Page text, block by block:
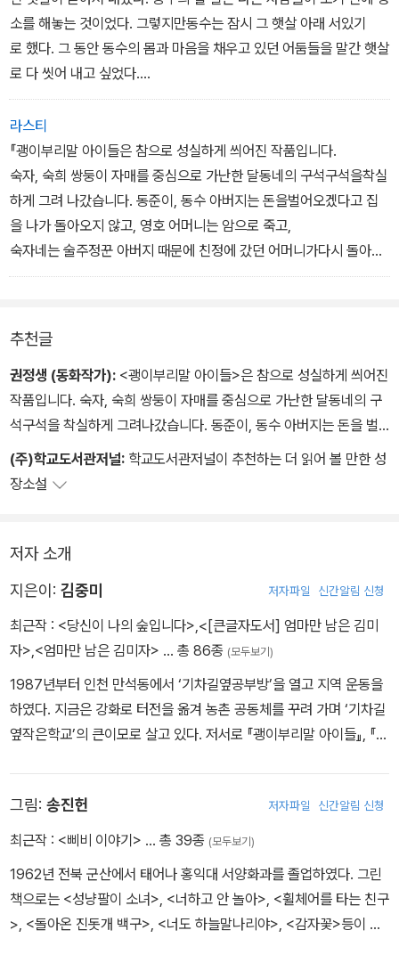
필 첫 부임지가 괭이부리말이다. 명희는 이를 악 문다. 날짜만 채워 이
곳을 떠나리라. 희망없는 아이들따위 쳐다보지도 않으리라고. 하지만
머리말에서 '누군가 때문에 눈물을 흘리게 되면 그 누군가와 동무가
한 듯 하지만 깊숙이 스며있는 따뜻한 시선으로 말이다. 그 첫시도가
구데기가 들끓는 부엌, 무너져내리는 집안에서 동준이 형제를 끌고
나온 영호의 모습이다. 처음에는 이런 곳에 아이들을 남겨둘 수 없다
는 조그마한 의협심으로 출발했던 영호의 아주 작은 발걸음은 조금씩
우울하던 아이들의 마음을 훈풍으로 열어간다. 하지만 사람한테 입은
상처는 아주 큰가보다. 그것이 누구보다 친한 혈육일 때는 더욱더. 동
작가는 서두르지 않는다. 오랜 공부방 생활을 토대로 닫혀진 아이의
의 지리멸렬한 신경전은 계속되지만 손해를 보더라도 아이들을 떠나
지 않는 영호에게 동준이는 마음을 조금씩 열어간다. 그런데 작가는
누구보다 괭이부리말을 증오했던 명희의 변화하는 모습을 동준이의
마음열림과 한 이음새로 묶어놓는다. 동준이와의 상담을 계기로 '선
생'이라는 이름에 명희는 깊은 고민을 갖게 되고, 결국 동준과의 대화
준이 역시 본드와 허탈함에서 벗어나 기술을 배우면서 희망 품는 법
을 배워간다. 사람관계가 가져온 따뜻함에 다시 눈물이 맺힌다. 나이
실 괭이부리말 아이들 가슴에는 누구보다도 사랑받고 싶어하는 열망
이 가득 차 있다. 하지만 현실이 너무나 차갑고 척박해서 아이들의 열
망은 저 공장 매연에 사라져버리거나, 선생들의 포기 속에 차갑게 식
어간다. 그럼 작가는 이 동화를 통해 무엇을 말하고 싶었던 것일까?
영호처럼 사람을 놓지 않는 그런 따뜻함과 성실함 속에 아이들을 구
소를 해놓는 것이었다. 그렇지만동수는 잠시 그 햇살 아래 서있기
로 했다. 그 동안 동수의 몸과 마음을 채우고 있던 어둠들을 말간 햇살
로 다 씻어 내고 싶었다.
동수는 숙자와 숙희, 동준이, 명환이와 영호 삼촌, 숙자어머니와 김명
희 선생님, 그리고 갓난아이와 호용이의 얼굴을 하나씩 떠올렸다. 햇
살을 가득 품은 식구들의 얼굴을생각하니 힘이 솟는 것 같았다.
라스티
『괭이부리말 아이들은 참으로 성실하게 씌어진 작품입니다.
숙자, 숙희 쌍둥이 자매를 중심으로 가난한 달동네의 구석구석을착실
하게 그려 나갔습니다. 동준이, 동수 아버지는 돈을벌어오겠다고 집
을 나가 돌아오지 않고, 영호 어머니는 암으로 죽고,
숙자네는 술주정꾼 아버지 때문에 친정에 갔던 어머니가다시 돌아왔
지만 아버지가 공사판에서 처참하게 죽습니다.
- 권정생 동화 작가
추천글
권정생 (동화작가): <괭이부리말 아이들>은 참으로 성실하게 씌어진
작품입니다. 숙자, 숙희 쌍둥이 자매를 중심으로 가난한 달동네의 구
석구석을 착실하게 그려나갔습니다. 동준이, 동수 아버지는 돈을 벌
어오겠다고 집을 나가 돌아오지 않고, 영호 어머니는 암으로 죽고, 숙
자네는 술주정꾼 아버지 때문에 친정에 갔던 어머니가 다시 돌아왔지
려난 힘없는 사람들 모두의 이야기입니다. - 권정생(동화작가)
(주)학교도서관저널: 학교도서관저널이 추천하는 더 읽어 볼 만한 성
장소설
저자 소개
지은이: 김중미 저자파일 신간알림 신청
최근작 : <당신이 나의 숲입니다>,<[큰글자도서] 엄마만 남은 김미
자>,<엄마만 남은 김미자> … 총 86종 (모두보기)
1987년부터 인천 만석동에서 ‘기차길옆공부방’을 열고 지역 운동을
하였다. 지금은 강화로 터전을 옮겨 농촌 공동체를 꾸려 가며 ‘기차길
옆작은학교’의 큰이모로 살고 있다. 저서로 『괭이부리말 아이들』, 『꽃
그림: 송진헌 저자파일 신간알림 신청
최근작 : <삐비 이야기> … 총 39종 (모두보기)
1962년 전북 군산에서 태어나 홍익대 서양화과를 졸업하였다. 그린
책으로는 <성냥팔이 소녀>, <너하고 안 놀아>, <휠체어를 타는 친구
>, <돌아온 진돗개 백구>, <너도 하늘말나리야>, <감자꽃>등이 있